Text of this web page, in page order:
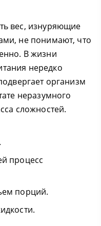
вес, изнуряющие
не понимают, что
В жизни
нередко
организм
неразумного
сложностей.
процесс
порций.